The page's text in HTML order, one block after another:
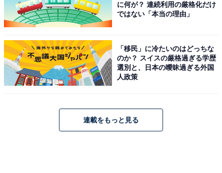
い2人の息の合った演技にも注目が集まっています。劇
中で大泉さんは、福山さん演じる全盲のFBI捜査官・皆
道心太朗を演じています。
回答者からは、「色々な役を全く違う雰囲気で演じるこ
代男性）」「真面目な役もコミカルな役も関係なく引き
付けられる魅力があります（徳島県・50代女性）」とい
に何が？ 連続利用の厳格化だけ
ではない「本当の理由」
「移民」に冷たいのはどっちな
のか？ スイスの厳格過ぎる学歴
選別と、日本の曖昧過ぎる外国
人政策
連載をもっと見る